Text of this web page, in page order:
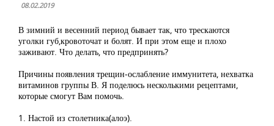
08.02.2019
В зимний и весенний период бывает так, что трескаются
уголки губ,кровоточат и болят. И при этом еще и плохо
заживают. Что делать, что предпринять?
Причины появления трещин-ослабление иммунитета, нехватка
витаминов группы В. Я поделюсь несколькими рецептами,
которые смогут Вам помочь.
1. Настой из столетника(алоэ).